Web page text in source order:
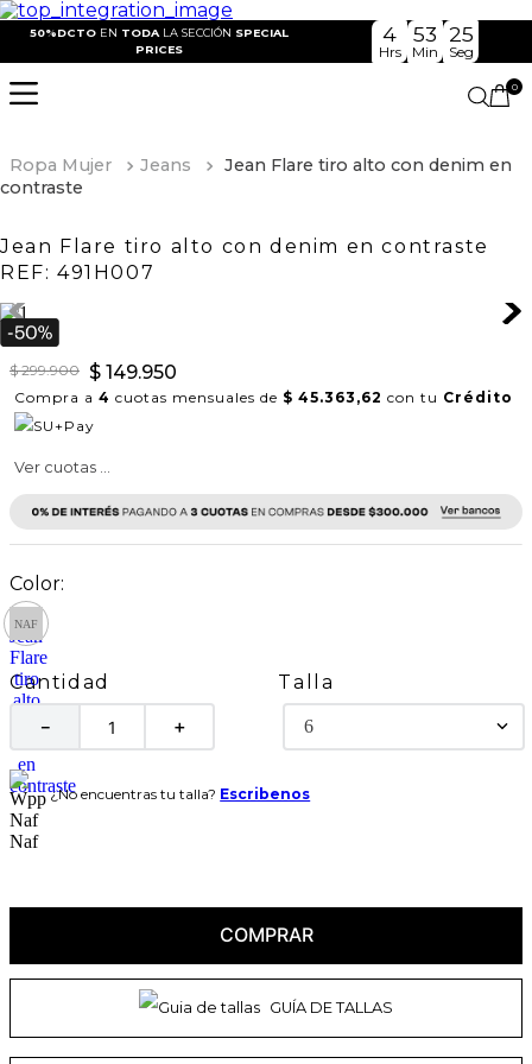
50%DCTO EN TODA LA SECCIÓN SPECIAL
PRICES
4
Hrs
53
Min
24
Seg
0
Ropa Mujer Jeans
Jean Flare tiro alto con denim en
contraste
Jean Flare tiro alto con denim en contraste
REF: 491H007
$ 299.900 $ 149.950
Compra a 4 cuotas mensuales de $ 45.363,62 con tu Crédito
Ver cuotas ...
Cantidad
＋
－
Talla
6
¿No encuentras tu talla? Escribenos
COMPRAR
GUÍA DE TALLAS